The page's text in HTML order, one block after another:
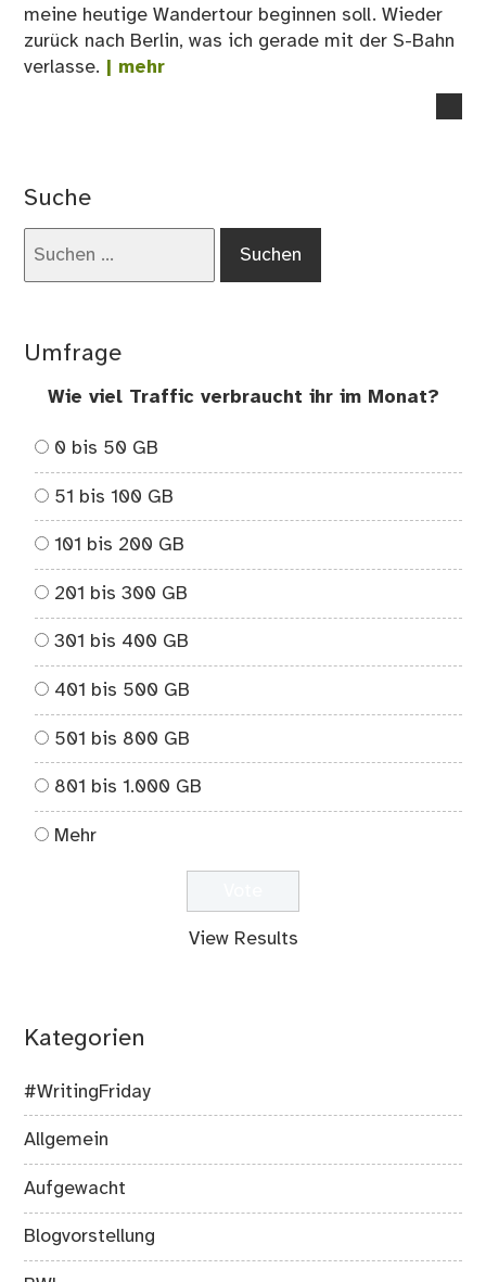
meine heutige Wandertour beginnen soll. Wieder
zurück nach Berlin, was ich gerade mit der S-Bahn
verlasse. | mehr
Suche
Umfrage
Wie viel Traffic verbraucht ihr im Monat?
0 bis 50 GB
51 bis 100 GB
101 bis 200 GB
201 bis 300 GB
301 bis 400 GB
401 bis 500 GB
501 bis 800 GB
801 bis 1.000 GB
Mehr
View Results
Kategorien
#WritingFriday
Allgemein
Aufgewacht
Blogvorstellung